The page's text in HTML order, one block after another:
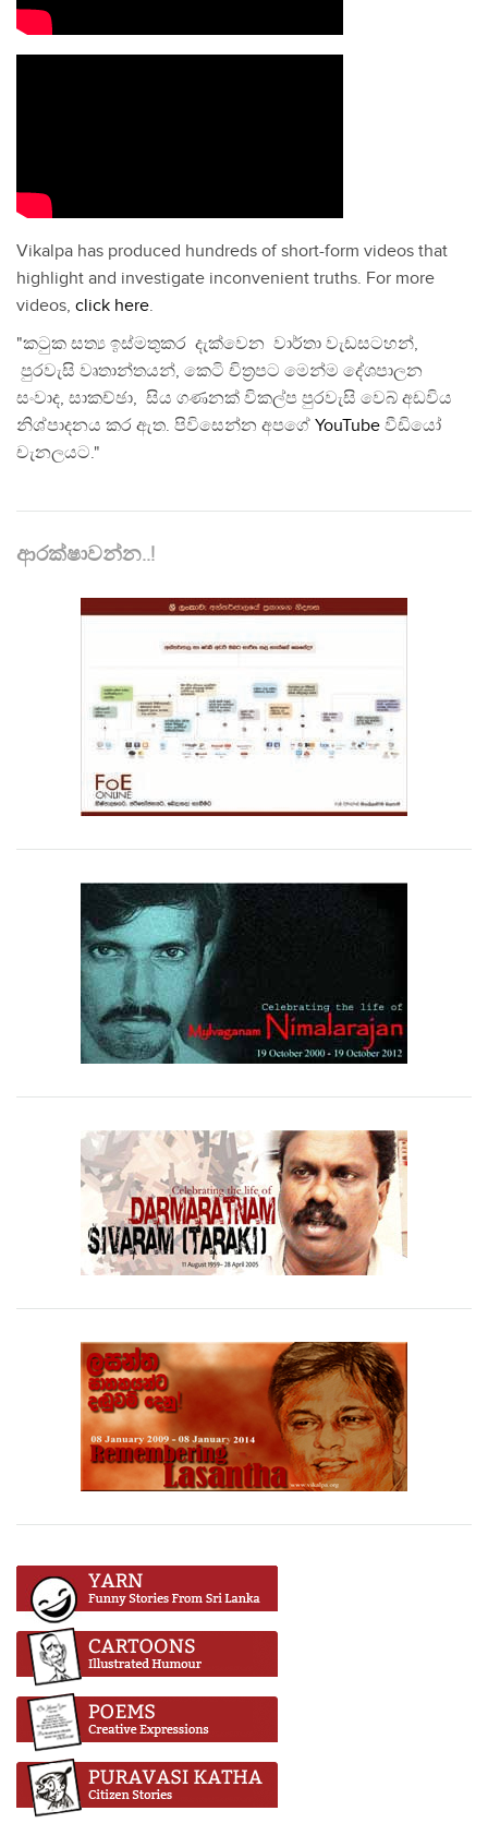
Vikalpa has produced hundreds of short-form videos that
highlight and investigate inconvenient truths. For more
videos, click here.
"කටුක සත්‍ය ඉස්මතුකර දැක්වෙන වාර්තා වැඩසටහන්,
පුරවැසි වෘතාන්තයන්, කෙටි චිත්‍රපට මෙන්ම දේශපාලන
සංවාද, සාකච්ඡා, සිය ගණනක් විකල්ප පුරවැසි වෙබ් අඩවිය
නිශ්පාදනය කර ඇත. පිවිසෙන්න අපගේ YouTube වීඩියෝ
චැනලයට."
ආරක්ෂාවන්න..!